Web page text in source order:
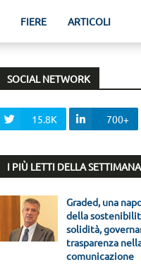
FIERE ARTICOLI
SOCIAL NETWORK
15.8K 700+
I PIÙ LETTI DELLA SETTIMANA
Graded, una
della
solidità,
trasparenza
comunicazione